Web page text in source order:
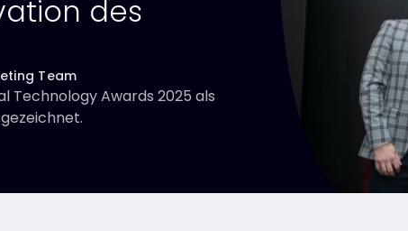
des
Team
Technology Awards 2025 als